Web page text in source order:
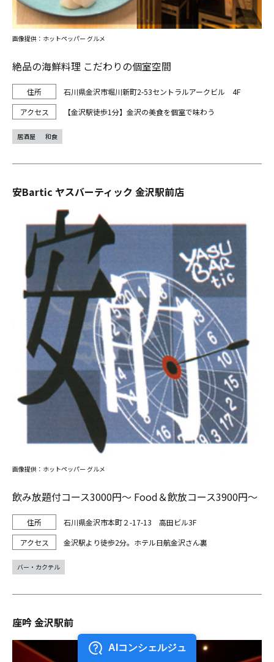
絶品の海鮮料理 こだわりの個室空間
石川県金沢市堀川新町2-53セントラルアークビル 4F
【金沢駅徒歩1分】金沢の美食を個室で味わう
画像提供：ホットペッパー グルメ
居酒屋 和食
安Bartic ヤスバーティック 金沢駅前店
飲み放題付コース3000円～ Food＆飲放コース3900円～
石川県金沢市本町２-17-13 高田ビル3F
金沢駅より徒歩2分。ホテル日航金沢さん裏
画像提供：ホットペッパー グルメ
バー・カクテル
座吟 金沢駅前